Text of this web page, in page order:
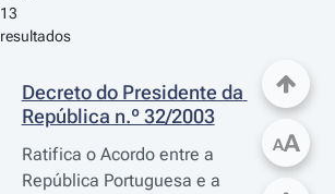
13
resultados
Decreto do Presidente da
República n.º 32/2003
Ratifica o Acordo entre a
República Portuguesa e a
AA